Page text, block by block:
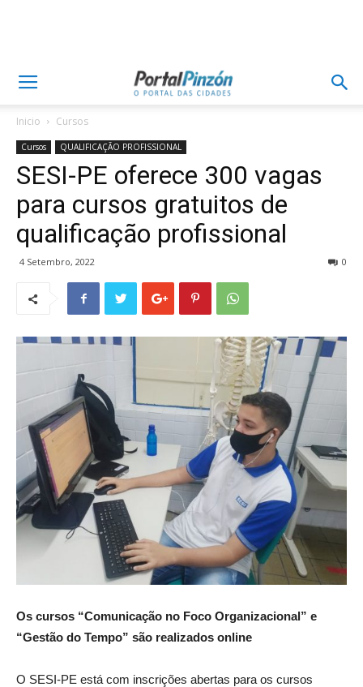
Inicio Cursos
Cursos QUALIFICAÇÃO PROFISSIONAL
SESI-PE oferece 300 vagas
para cursos gratuitos de
qualificação profissional
4 Setembro, 2022 0
Os cursos “Comunicação no Foco Organizacional” e
“Gestão do Tempo” são realizados online
O SESI-PE está com inscrições abertas para os cursos